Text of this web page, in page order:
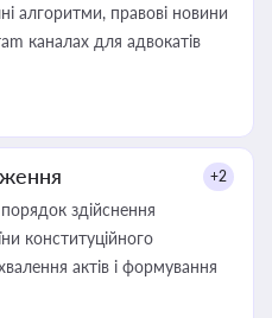
алгоритми, правові новини
каналах для адвокатів
+2
здійснення
конституційного
актів і формування